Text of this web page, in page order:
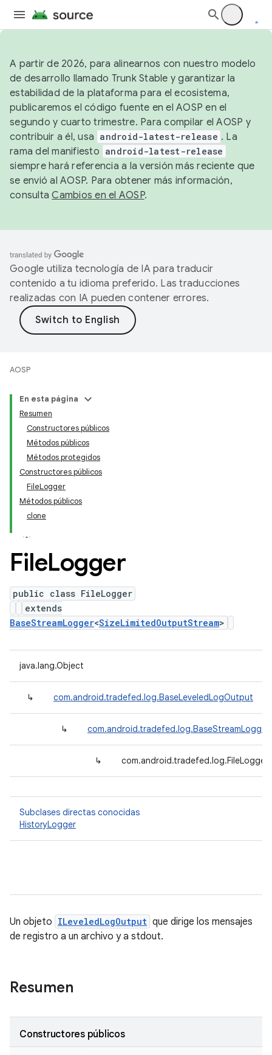
A partir de 2026, para alinearnos con nuestro modelo
de desarrollo llamado Trunk Stable y garantizar la
estabilidad de la plataforma para el ecosistema,
publicaremos el código fuente en el AOSP en el
segundo y cuarto trimestre. Para compilar el AOSP y
contribuir a él, usa android-latest-release . La
rama del manifiesto android-latest-release
siempre hará referencia a la versión más reciente que
se envió al AOSP. Para obtener más información,
consultaCambios en el AOSP.
Google utiliza tecnología de IA para traducir
contenido a tu idioma preferido. Las traducciones
realizadas con IA pueden contener errores.
AOSP
En esta página
Resumen
Constructores públicos
Métodos públicos
Métodos protegidos
Constructores públicos
FileLogger
Métodos públicos
clone
FileLogger
public class FileLogger
extends
BaseStreamLogger<SizeLimitedOutputStream>
java.lang.Object
↳ com.android.tradefed.log.BaseLeveledLogOutput
↳ com.android.tradefed.log.BaseStreamLogger
↳ com.android.tradefed.log.FileLogger
Subclases directas conocidas
HistoryLogger
Un objeto ILeveledLogOutput que dirige los mensajes
de registro a un archivo y a stdout.
Resumen
Constructores públicos